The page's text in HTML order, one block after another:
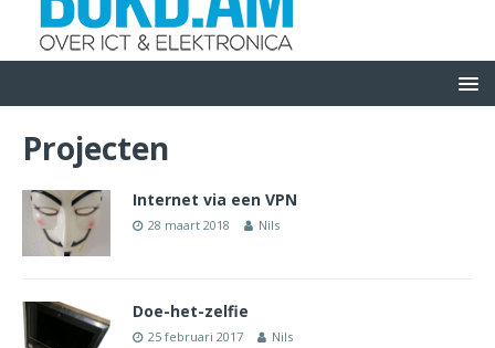
Projecten
Internet via een VPN
28 maart 2018 Nils
Doe-het-zelfie
25 februari 2017 Nils